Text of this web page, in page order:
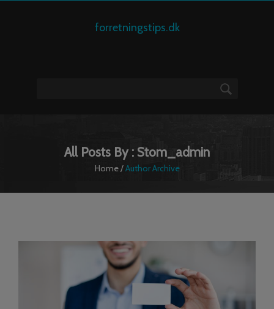
forretningstips.dk
All Posts By : Stom_admin
Home/Author Archive